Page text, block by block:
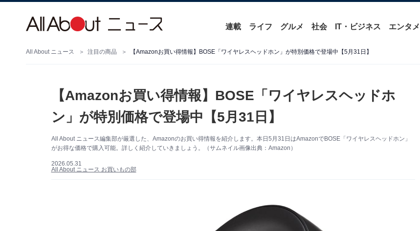
連載 ライフ グルメ 社会 IT・ビジネス エンタメ
All About ニュース 注目の商品 【Amazonお買い得情報】BOSE「ワイヤレスヘッドホン」が特別価格で登場中【5月31日】
【Amazonお買い得情報】BOSE「ワイヤレスヘッドホ
ン」が特別価格で登場中【5月31日】
All About ニュース編集部が厳選した、Amazonのお買い得情報を紹介します。本日5月31日はAmazonでBOSE「ワイヤレスヘッドホン」
がお得な価格で購入可能。詳しく紹介していきましょう。（サムネイル画像出典：Amazon）
2026.05.31
All About ニュース お買いもの部